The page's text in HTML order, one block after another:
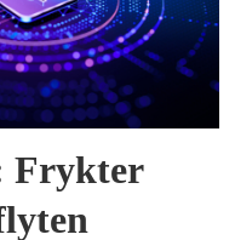
Frykter